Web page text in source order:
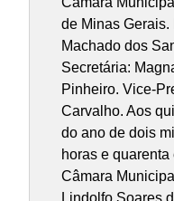
de Minas
Machado dos
Secretária:
Pinheiro. Vice-
Carvalho. Aos
do ano de dois
horas e
Câmara